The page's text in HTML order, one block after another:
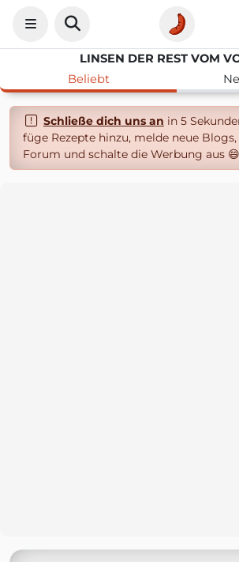
LINSEN DER REST VOM
Beliebt
Schließe dich uns an in 5
füge Rezepte hinzu, melde neue
Forum und schalte die Werbung aus 😄